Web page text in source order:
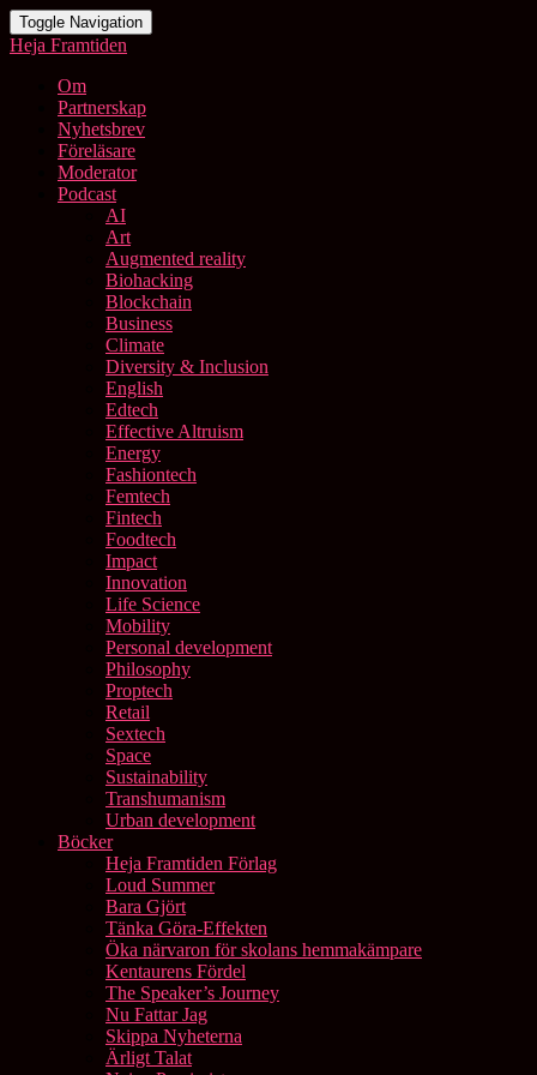
Toggle Navigation
Heja Framtiden
Om
Partnerskap
Nyhetsbrev
Föreläsare
Moderator
Podcast
AI
Art
Augmented reality
Biohacking
Blockchain
Business
Climate
Diversity & Inclusion
English
Edtech
Effective Altruism
Energy
Fashiontech
Femtech
Fintech
Foodtech
Impact
Innovation
Life Science
Mobility
Personal development
Philosophy
Proptech
Retail
Sextech
Space
Sustainability
Transhumanism
Urban development
Böcker
Heja Framtiden Förlag
Loud Summer
Bara Gjört
Tänka Göra-Effekten
Öka närvaron för skolans hemmakämpare
Kentaurens Fördel
The Speaker’s Journey
Nu Fattar Jag
Skippa Nyheterna
Ärligt Talat